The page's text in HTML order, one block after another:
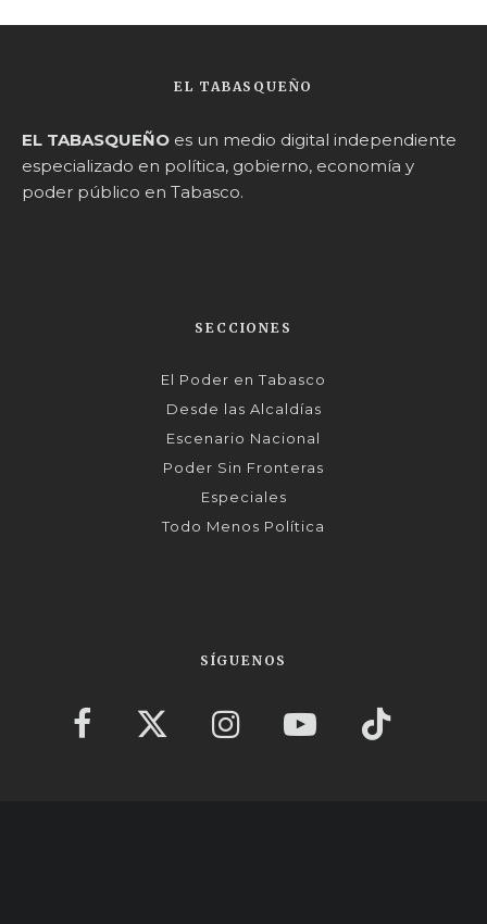
EL TABASQUEÑO
EL TABASQUEÑO es un medio digital independiente
especializado en política, gobierno, economía y
poder público en Tabasco.
SECCIONES
El Poder en Tabasco
Desde las Alcaldías
Escenario Nacional
Poder Sin Fronteras
Especiales
Todo Menos Política
SÍGUENOS